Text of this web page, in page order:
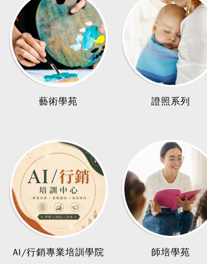
藝術學苑 證照系列
AI/行銷專業培訓學院 師培學苑